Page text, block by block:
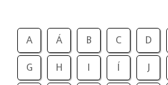
A Á B C D
G
H I Í J